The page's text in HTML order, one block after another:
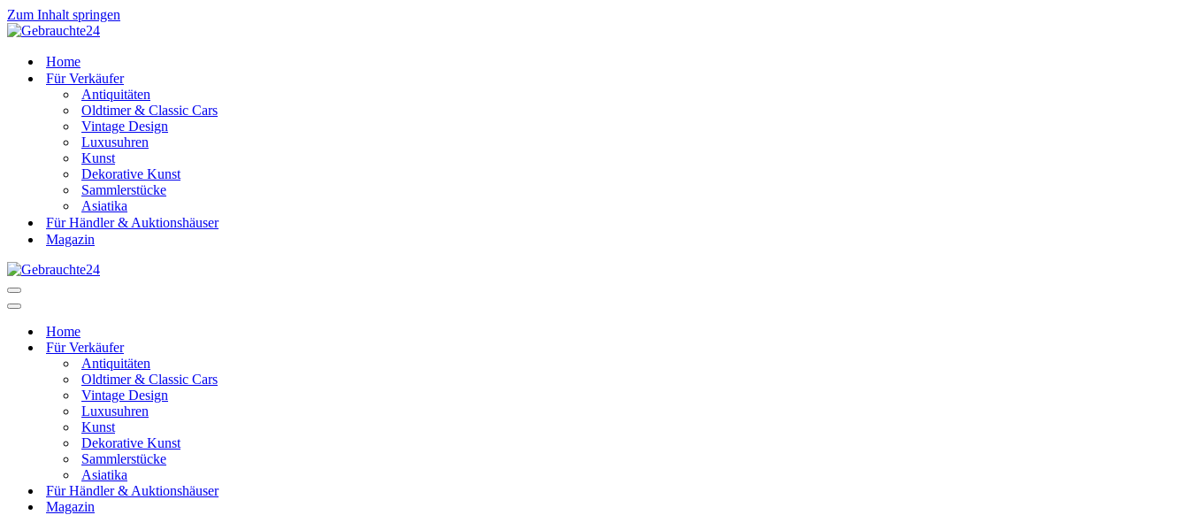
Zum Inhalt springen
Home
Für Verkäufer
Antiquitäten
Oldtimer & Classic Cars
Vintage Design
Luxusuhren
Kunst
Dekorative Kunst
Sammlerstücke
Asiatika
Für Händler & Auktionshäuser
Magazin
Navigationsmenü
Navigationsmenü
Home
Für Verkäufer
Antiquitäten
Oldtimer & Classic Cars
Vintage Design
Luxusuhren
Kunst
Dekorative Kunst
Sammlerstücke
Asiatika
Für Händler & Auktionshäuser
Magazin